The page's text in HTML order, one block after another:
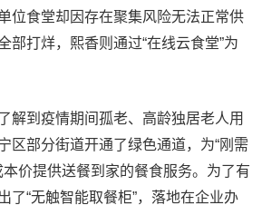
位食堂却因存在聚集风险无法正常供
部打烊，熙香则通过“在线云食堂”为
解到疫情期间孤老、高龄独居老人用
区部分街道开通了绿色通道，为“刚需
价提供送餐到家的餐食服务。为了有
了“无触智能取餐柜”，落地在企业办